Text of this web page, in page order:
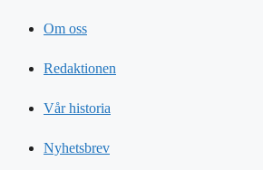
Om oss
Redaktionen
Vår historia
Nyhetsbrev